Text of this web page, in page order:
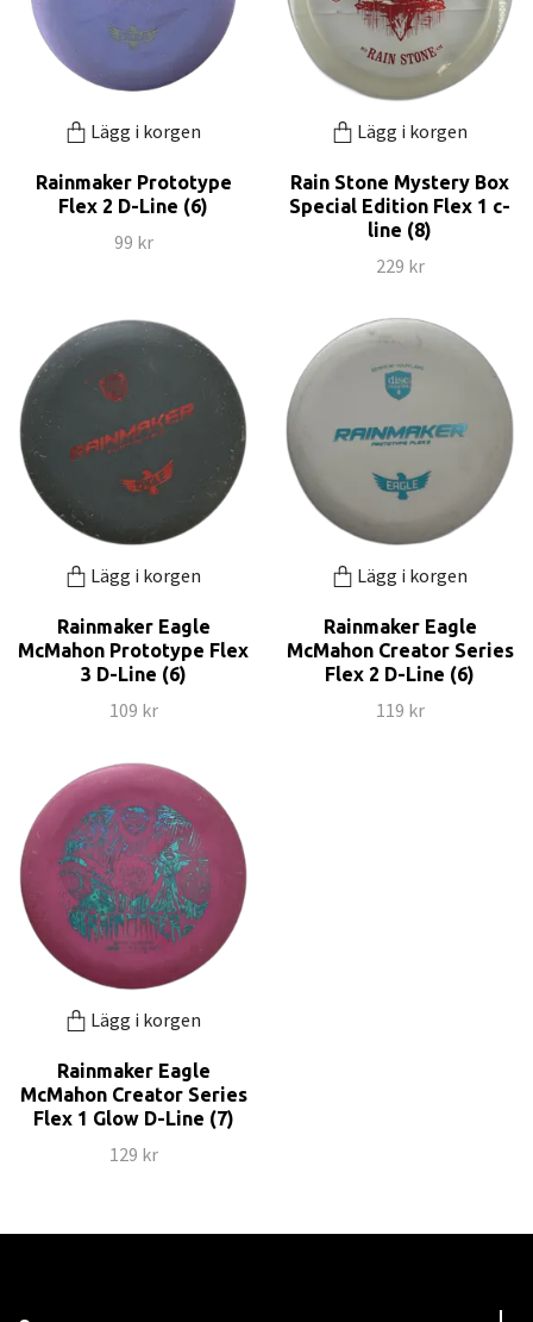
Lägg i korgen
Rainmaker Prototype
Flex 2 D-Line (6)
99 kr
Lägg i korgen
Rain Stone Mystery Box
Special Edition Flex 1 c-
line (8)
229 kr
Lägg i korgen
Rainmaker Eagle
McMahon Prototype Flex
3 D-Line (6)
109 kr
Lägg i korgen
Rainmaker Eagle
McMahon Creator Series
Flex 2 D-Line (6)
119 kr
Lägg i korgen
Rainmaker Eagle
McMahon Creator Series
Flex 1 Glow D-Line (7)
129 kr